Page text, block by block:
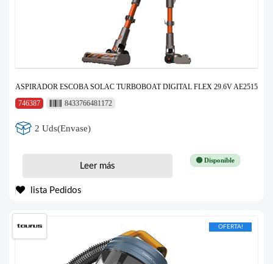
ASPIRADOR ESCOBA SOLAC TURBOBOAT DIGITAL FLEX 29.6V AE2515
746387
8433766481172
2 Uds(Envase)
🟢 Disponible
Leer más
lista Pedidos
OFERTA!